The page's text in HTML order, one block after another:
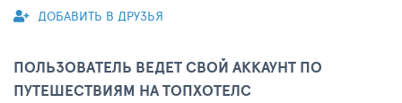
ДОБАВИТЬ В ДРУЗЬЯ
ПОЛЬЗОВАТЕЛЬ ВЕДЕТ СВОЙ АККАУНТ ПО
ПУТЕШЕСТВИЯМ НА ТОПХОТЕЛС